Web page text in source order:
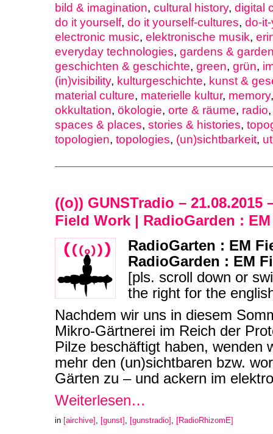
bild & imagination, cultural history, digital
do it yourself, do it yourself-cultures, do-
electronic music, elektronische musik,
everyday technologies, gardens &
geschichten & geschichte, green, grün,
(in)visibility, kulturgeschichte, kunst &
material culture, materielle kultur, memory
okkultation, ökologie, orte & räume, radio
spaces & places, stories & histories,
topologien, topologies, (un)sichtbarkeit,
((o)) GUNSTradio – 21.08.2015
Field Work | RadioGarden :
RadioGarten : EM
RadioGarden : EM
[pls. scroll down or
the right for the
Nachdem wir uns in diesem
Mikro-Gärtnerei im Reich der
Pilze beschäftigt haben, wenden
mehr den (un)sichtbaren bzw.
Gärten zu – und ackern im
Weiterlesen…
in [airchive] , [gunst] , [gunstradio] , [RadioRhizomE]